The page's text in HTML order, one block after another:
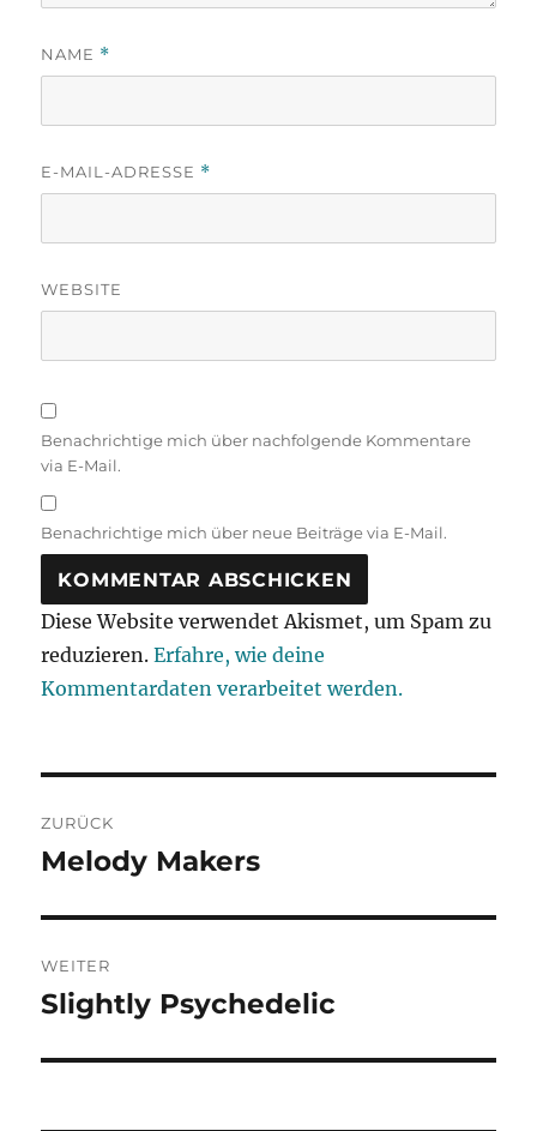
NAME *
E-MAIL-ADRESSE *
WEBSITE
Benachrichtige mich über nachfolgende Kommentare
via E-Mail.
Benachrichtige mich über neue Beiträge via E-Mail.
Diese Website verwendet Akismet, um Spam zu
reduzieren.Erfahre, wie deine
Kommentardaten verarbeitet werden.
ZURÜCK
Vorheriger
Melody Makers
WEITER
Nächster
Slightly Psychedelic